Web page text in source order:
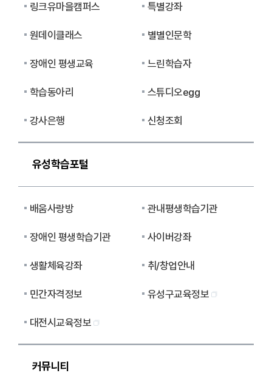
링크유마을캠퍼스 특별강좌
원데이클래스 별별인문학
장애인 평생교육 느린학습자
학습동아리 스튜디오egg
강사은행 신청조회
유성학습포털
배움사랑방 관내평생학습기관
장애인 평생학습기관 사이버강좌
생활체육강좌 취/창업안내
민간자격정보 유성구교육정보
대전시교육정보
커뮤니티